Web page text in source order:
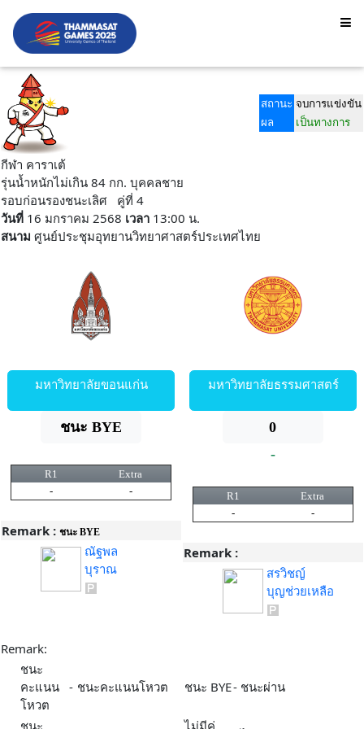
สถานะ จบการแข่งขัน
ผล
เป็นทางการ
กีฬา คาราเต้
รุ่นน้ำหนักไม่เกิน 84 กก. บุคคลชาย
รอบก่อนรองชนะเลิศ คู่ที่ 4
วันที่ 16 มกราคม 2568 เวลา 13:00 น.
สนาม ศูนย์ประชุมอุทยานวิทยาศาสตร์ประเทศไทย
มหาวิทยาลัยขอนแก่น
ชนะ BYE
R1
Extra
-
-
Remark : ชนะ BYE
ณัฐพล
บุราณ
มหาวิทยาลัยธรรมศาสตร์
0
-
R1
Extra
-
-
Remark :
สรวิชญ์
บุญช่วยเหลือ
Remark:
ชนะ
คะแนน
โหวต
- ชนะคะแนนโหวต ชนะ BYE- ชนะผ่าน
ชนะ ไม่มีคู่